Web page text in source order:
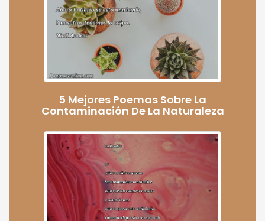
5 Mejores Poemas Sobre La
Contaminación De La Naturaleza